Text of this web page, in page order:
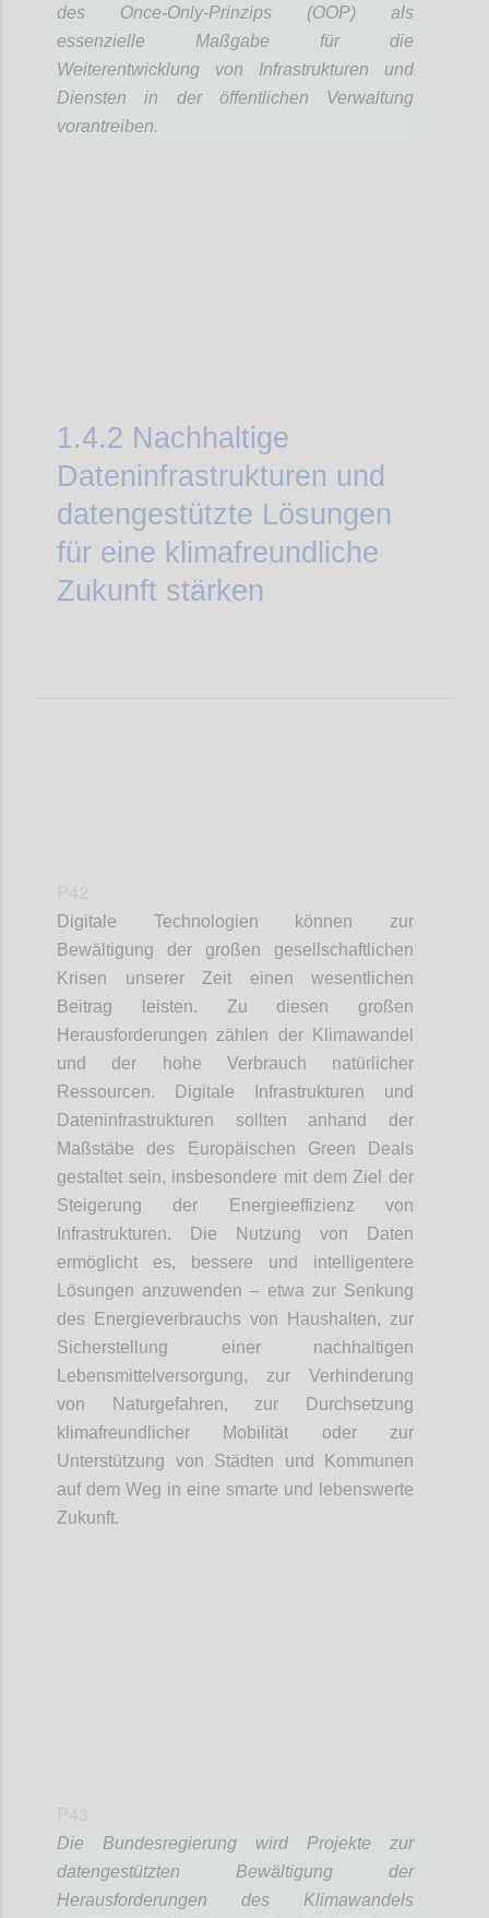
des Once-Only-Prinzips (OOP) als
essenzielle Maßgabe für die
Weiterentwicklung von Infrastrukturen und
Diensten in der öffentlichen Verwaltung
vorantreiben.
1.4.2 Nachhaltige
Dateninfrastrukturen und
datengestützte Lösungen
für eine klimafreundliche
Zukunft stärken
Digitale Technologien können zur
Bewältigung der großen gesellschaftlichen
Krisen unserer Zeit einen wesentlichen
Beitrag leisten. Zu diesen großen
Herausforderungen zählen der Klimawandel
und der hohe Verbrauch natürlicher
Ressourcen. Digitale Infrastrukturen und
Dateninfrastrukturen sollten anhand der
Maßstäbe des Europäischen Green Deals
gestaltet sein, insbesondere mit dem Ziel der
Steigerung der Energieeffizienz von
Infrastrukturen. Die Nutzung von Daten
ermöglicht es, bessere und intelligentere
Lösungen anzuwenden – etwa zur Senkung
des Energieverbrauchs von Haushalten, zur
Sicherstellung einer nachhaltigen
Lebensmittelversorgung, zur Verhinderung
von Naturgefahren, zur Durchsetzung
klimafreundlicher Mobilität oder zur
Unterstützung von Städten und Kommunen
auf dem Weg in eine smarte und lebenswerte
Zukunft.
Die Bundesregierung wird Projekte zur
datengestützten Bewältigung der
Herausforderungen des Klimawandels